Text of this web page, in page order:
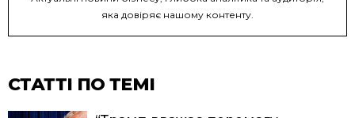
яка довіряє нашому контенту.
СТАТТІ ПО ТЕМІ